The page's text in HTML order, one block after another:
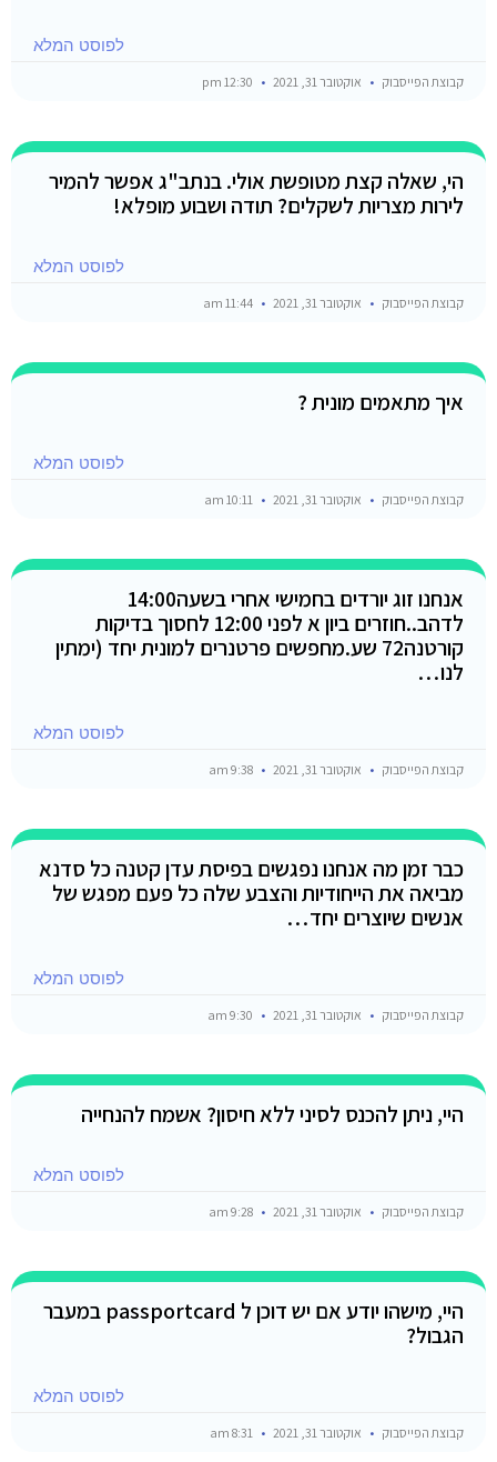
לפוסט המלא
קבוצת הפייסבוק אוקטובר 31, 2021
הי, שאלה קצת מטופשת אולי. בנתב"ג אפשר להמיר
לירות מצריות לשקלים? תודה ושבוע מופלא!
לפוסט המלא
קבוצת הפייסבוק אוקטובר 31, 2021
איך מתאמים מונית ?
לפוסט המלא
קבוצת הפייסבוק אוקטובר 31, 2021
אנחנו זוג יורדים בחמישי אחרי בשעה14:00
לדהב..חוזרים ביון א לפני 12:00 לחסוך בדיקות
קורטנה72 שע.מחפשים פרטנרים למונית יחד (ימתין
לנו…
לפוסט המלא
קבוצת הפייסבוק אוקטובר 31, 2021
כבר זמן מה אנחנו נפגשים בפיסת עדן קטנה כל סדנא
מביאה את הייחודיות והצבע שלה כל פעם מפגש של
אנשים שיוצרים יחד…
לפוסט המלא
קבוצת הפייסבוק אוקטובר 31, 2021
היי, ניתן להכנס לסיני ללא חיסון? אשמח להנחייה
לפוסט המלא
קבוצת הפייסבוק אוקטובר 31, 2021
היי, מישהו יודע אם יש דוכן ל passportcard במעבר
הגבול?
לפוסט המלא
קבוצת הפייסבוק אוקטובר 31, 2021